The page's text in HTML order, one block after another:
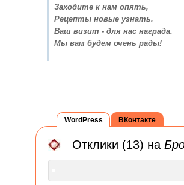
Заходите к нам опять,
Рецепты новые узнать.
Ваш визит - для нас награда.
Мы вам будем очень рады!
WordPress
Отклики (13) на
ВКонтакте